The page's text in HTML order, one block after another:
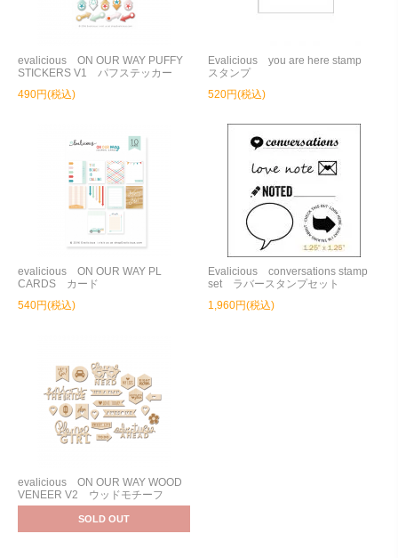
evalicious ON OUR WAY PUFFY
STICKERS V1 パフステッカー
490円(税込)
Evalicious you are here stamp
スタンプ
520円(税込)
evalicious ON OUR WAY PL
CARDS カード
540円(税込)
Evalicious conversations stamp
set ラバースタンプセット
1,960円(税込)
evalicious ON OUR WAY WOOD
VENEER V2 ウッドモチーフ
SOLD OUT